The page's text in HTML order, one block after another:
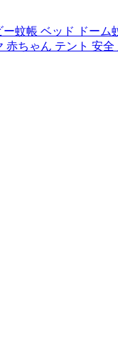
蚊帳 ベッド ドー
ちゃん テント 安